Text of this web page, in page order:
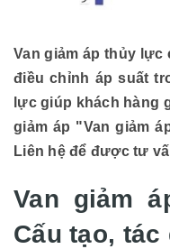
Van giảm áp thủy lực
điều chỉnh áp suất
lực giúp khách hàng
giảm áp "Van giảm
Liên hệ để được tư
Van giảm
Cấu tạo, tác